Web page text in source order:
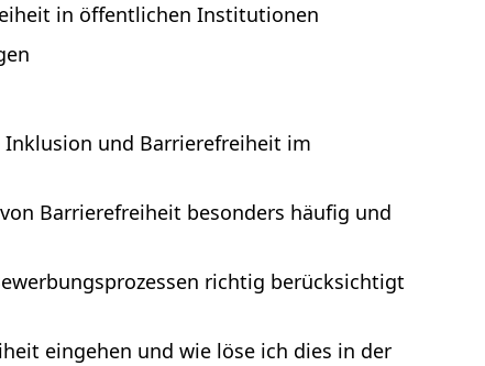
in öffentlichen Institutionen
und Barrierefreiheit im
Barrierefreiheit besonders häufig und
richtig berücksichtigt
eingehen und wie löse ich dies in der